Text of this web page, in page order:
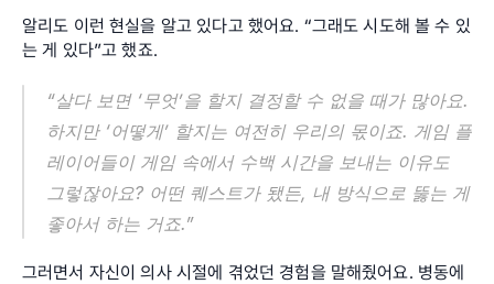
알리도 이런 현실을 알고 있다고 했어요. “그래도 시도해 볼 수 있
는 게 있다”고 했죠.
“살다 보면 ‘무엇’을 할지 결정할 수 없을 때가 많아요.
하지만 ‘어떻게’ 할지는 여전히 우리의 몫이죠. 게임 플
레이어들이 게임 속에서 수백 시간을 보내는 이유도
그렇잖아요? 어떤 퀘스트가 됐든, 내 방식으로 뚫는 게
좋아서 하는 거죠.”
그러면서 자신이 의사 시절에 겪었던 경험을 말해줬어요. 병동에